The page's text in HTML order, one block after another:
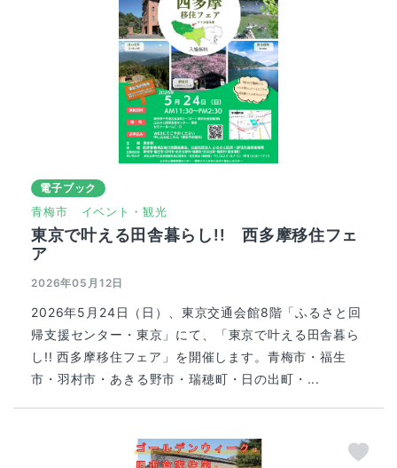
電子ブック
青梅市 イベント・観光
東京で叶える田舎暮らし!! 西多摩移住フェ
ア
2026年05月12日
2026年5月24日（日）、東京交通会館8階「ふるさと回
帰支援センター・東京」にて、「東京で叶える田舎暮ら
し!! 西多摩移住フェア」を開催します。青梅市・福生
市・羽村市・あきる野市・瑞穂町・日の出町・...